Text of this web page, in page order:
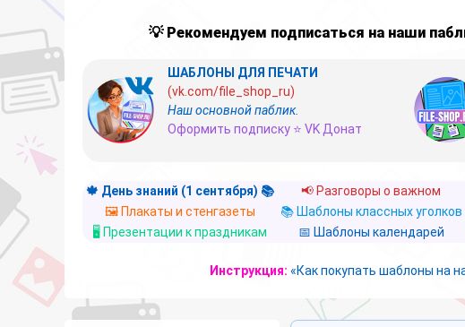
💡 Рекомендуем подписаться на наши
ШАБЛОНЫ ДЛЯ ПЕЧАТИ
(vk.com/file_shop_ru)
Наш основной паблик.
Оформить подписку ⭐ VK Донат
🍁 День знаний (1 сентября) 📚 📢 Разговоры о важном
🖼️ Плакаты и стенгазеты
📚 Шаблоны классных уголков
🖥️ Презентации к праздникам
📅 Шаблоны календарей
Инструкция: «Как покупать шаблоны на